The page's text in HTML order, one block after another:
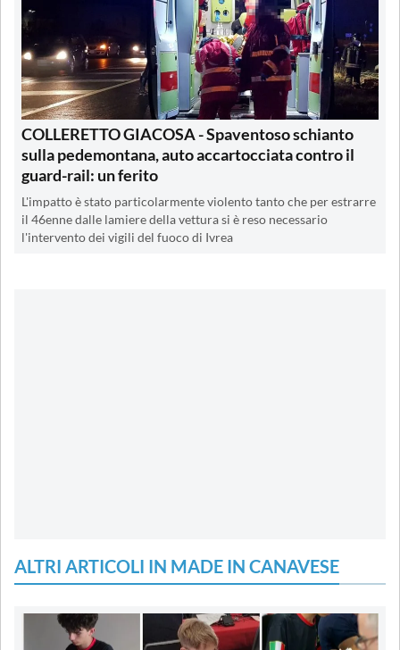
COLLERETTO GIACOSA - Spaventoso schianto
sulla pedemontana, auto accartocciata contro il
guard-rail: un ferito
L'impatto è stato particolarmente violento tanto che per estrarre
il 46enne dalle lamiere della vettura si è reso necessario
l'intervento dei vigili del fuoco di Ivrea
ALTRI ARTICOLI IN MADE IN CANAVESE